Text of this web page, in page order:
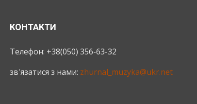
КОНТАКТИ
Телефон: +38(050) 356-63-32
зв'язатися з нами: zhurnal_muzyka@ukr.net